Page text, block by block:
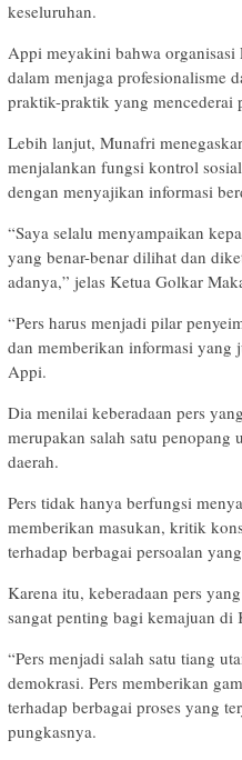
keseluruhan.
Appi meyakini bahwa
dalam menjaga profesionalisme
praktik-praktik yang mencederai
Lebih lanjut, Munafri
menjalankan fungsi kontrol
dengan menyajikan informasi
“Saya selalu menyampaikan
yang benar-benar dilihat dan
adanya,” jelas Ketua Golkar
“Pers harus menjadi pilar
dan memberikan informasi yang
Appi.
Dia menilai keberadaan pers
merupakan salah satu penopang
daerah.
Pers tidak hanya berfungsi
memberikan masukan, kritik
terhadap berbagai persoalan
Karena itu, keberadaan pers
sangat penting bagi kemajuan di
“Pers menjadi salah satu tiang
demokrasi. Pers memberikan
terhadap berbagai proses yang
pungkasnya.